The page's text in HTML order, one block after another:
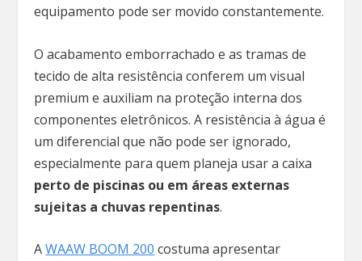
equipamento pode ser movido constantemente.
O acabamento emborrachado e as tramas de
tecido de alta resistência conferem um visual
premium e auxiliam na proteção interna dos
componentes eletrônicos. A resistência à água é
um diferencial que não pode ser ignorado,
especialmente para quem planeja usar a caixa
perto de piscinas ou em áreas externas
sujeitas a chuvas repentinas.
AWAAW BOOM 200 costuma apresentar